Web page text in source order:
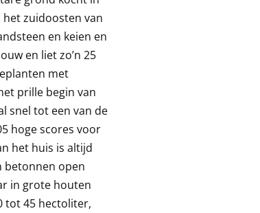
het zuidoosten van
en keien en
en liet zo’n 25
met
prille begin van
snel tot een van de
hoge scores voor
het huis is altijd
betonnen open
in grote houten
tot 45 hectoliter,